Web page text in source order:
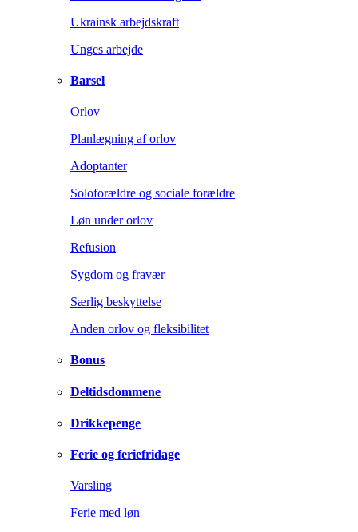
Ukrainsk arbejdskraft
Unges arbejde
Barsel
Orlov
Planlægning af orlov
Adoptanter
Soloforældre og sociale forældre
Løn under orlov
Refusion
Sygdom og fravær
Særlig beskyttelse
Anden orlov og fleksibilitet
Bonus
Deltidsdommene
Drikkepenge
Ferie og feriefridage
Varsling
Ferie med løn